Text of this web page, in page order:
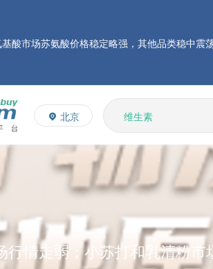
学公布2026财年第一季度业绩
：2026年半年度毛利3.32亿元，同比上升8.9%
布2026年第二季度财务业绩
北京
L-赖氨酸硫酸盐
多维
多矿
维生素
饲料添加剂